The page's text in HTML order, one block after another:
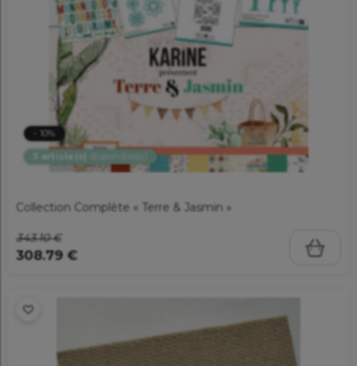
- 10%
5 article(s)
Collection Complète « Terre & Jasmin »
343.10 €
308.79 €